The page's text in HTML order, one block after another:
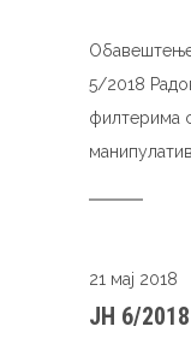
5/2018
филтерима
21 мај 2018
ЈН 6/2018